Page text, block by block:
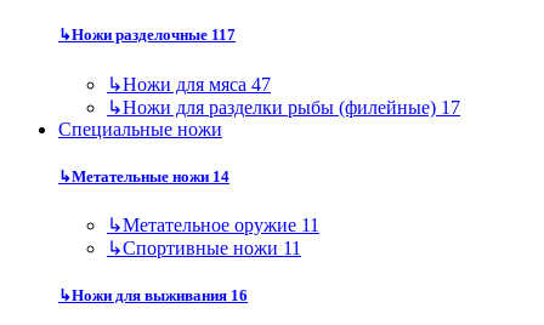
↳Ножи разделочные 117
↳Ножи для мяса 47
↳Ножи для разделки рыбы (филейные) 17
Специальные ножи
↳Метательные ножи 14
↳Метательное оружие 11
↳Спортивные ножи 11
↳Ножи для выживания 16